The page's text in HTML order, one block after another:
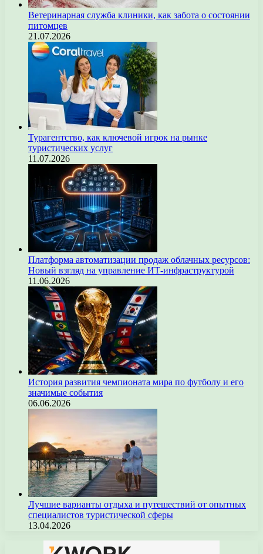
Ветеринарная служба клиники, как забота о состоянии
питомцев
21.07.2026
Турагентство, как ключевой игрок на рынке
туристических услуг
11.07.2026
Платформа автоматизации продаж облачных ресурсов:
Новый взгляд на управление ИТ-инфраструктурой
11.06.2026
История развития чемпионата мира по футболу и его
значимые события
06.06.2026
Лучшие варианты отдыха и путешествий от опытных
специалистов туристической сферы
13.04.2026